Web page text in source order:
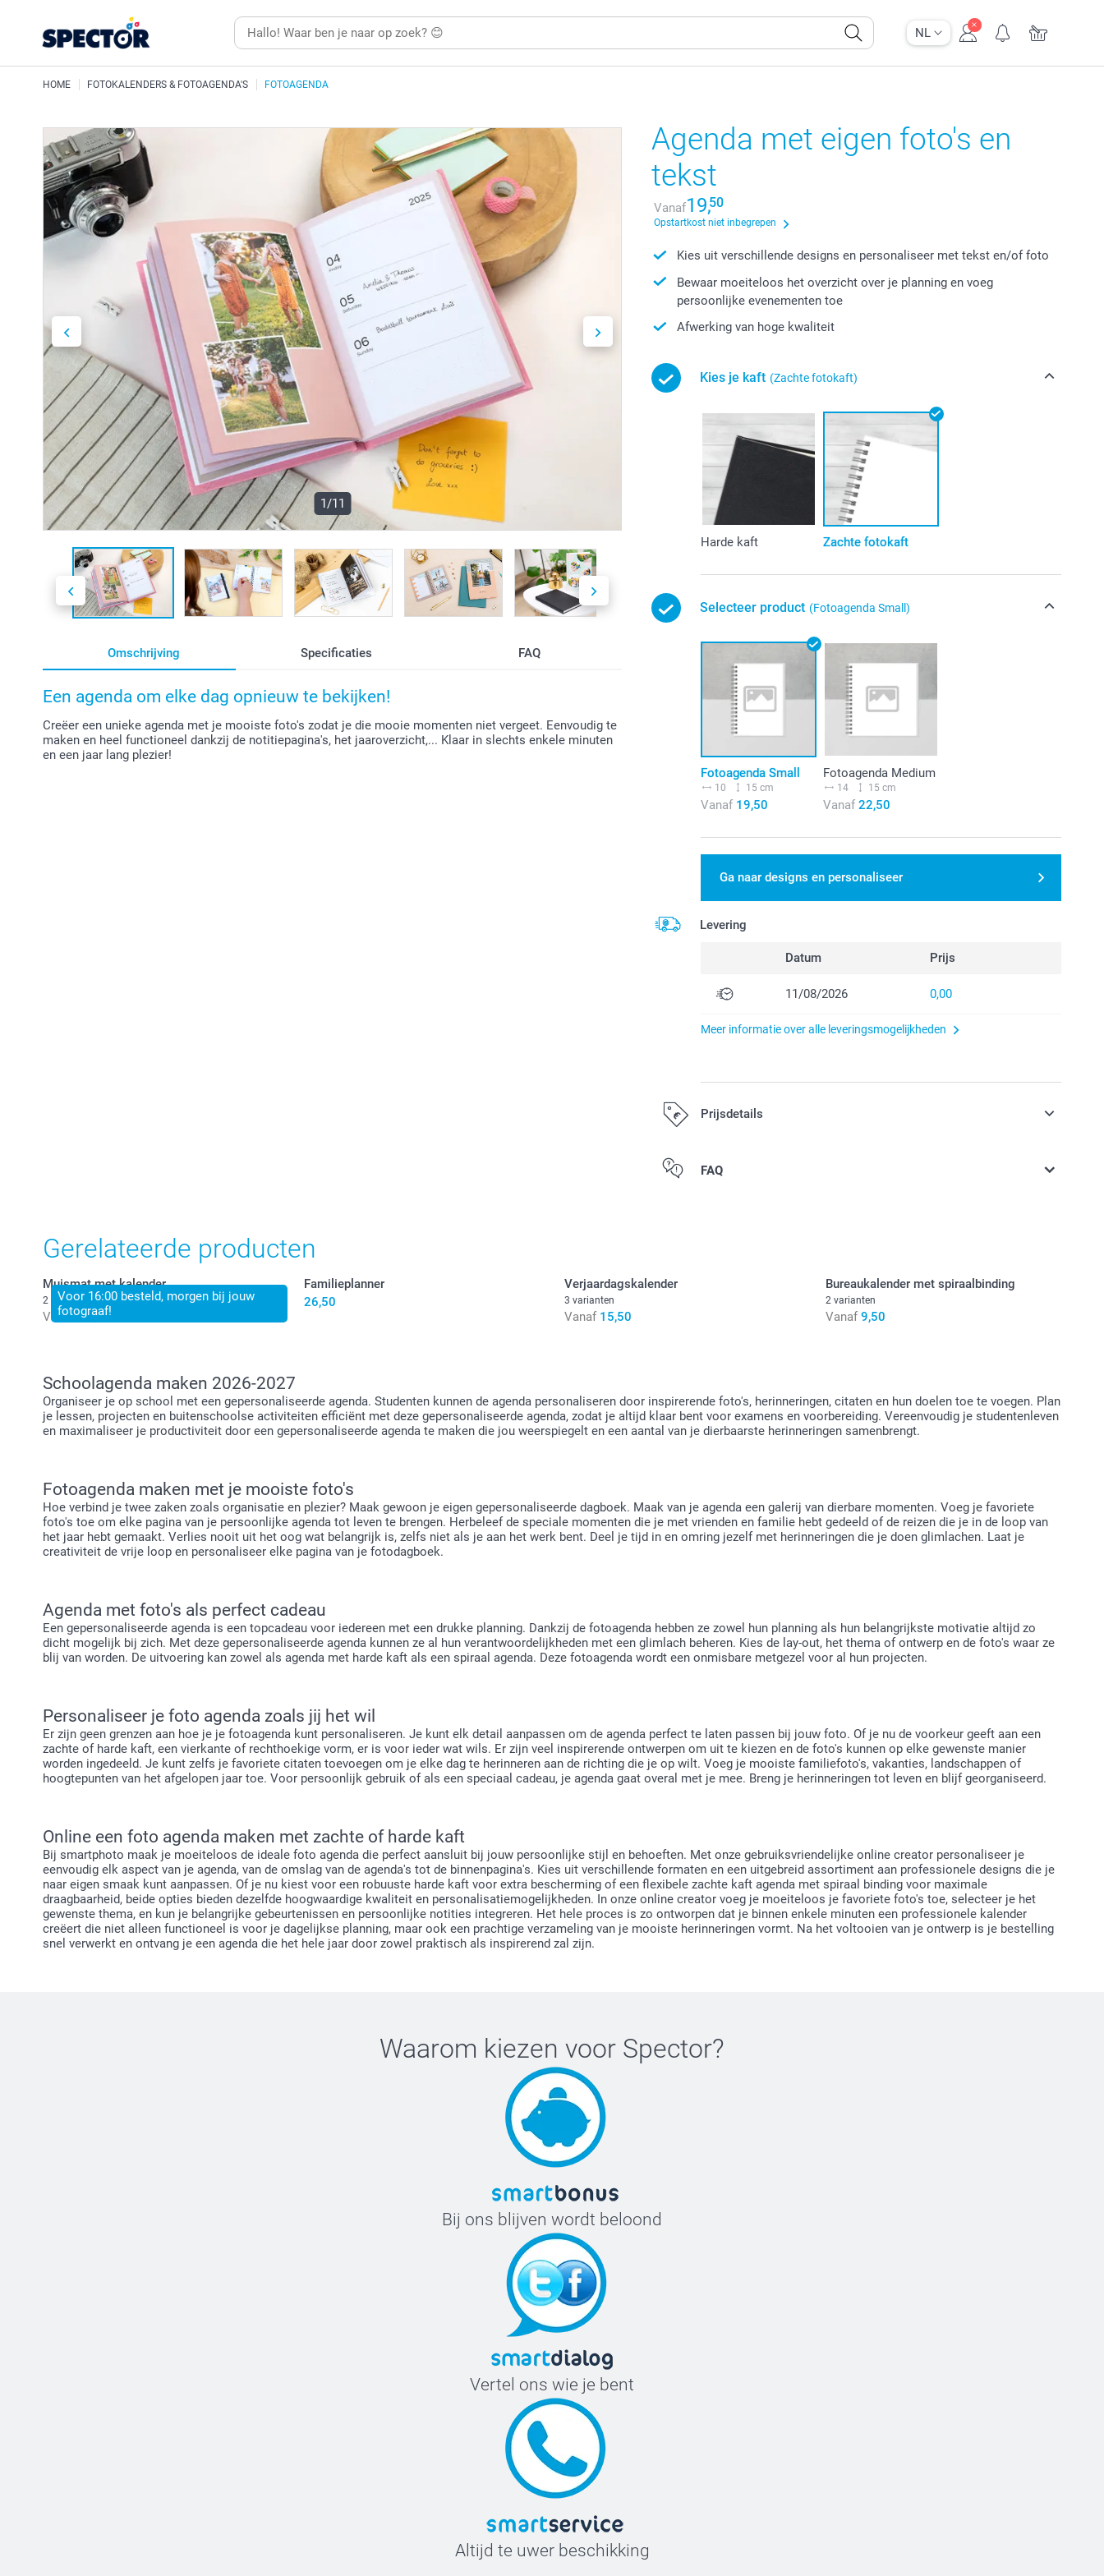
NL
HOME FOTOKALENDERS & FOTOAGENDA'S FOTOAGENDA
1/11
Omschrijving Specificaties FAQ
Een agenda om elke dag opnieuw te bekijken!
Creëer een unieke agenda met je mooiste foto's zodat je die mooie momenten niet vergeet. Eenvoudig te
maken en heel functioneel dankzij de notitiepagina's, het jaaroverzicht,... Klaar in slechts enkele minuten
en een jaar lang plezier!
Agenda met eigen foto's en
tekst
Vanaf19,50
Opstartkost niet inbegrepen
Kies uit verschillende designs en personaliseer met tekst en/of foto
Bewaar moeiteloos het overzicht over je planning en voeg
persoonlijke evenementen toe
Afwerking van hoge kwaliteit
Kies je kaft (Zachte fotokaft)
Harde kaft Zachte fotokaft
Selecteer product (Fotoagenda Small)
Fotoagenda Small
10 15 cm
Vanaf 19,50
Fotoagenda Medium
14 15 cm
Vanaf 22,50
Ga naar designs en personaliseer
Levering
Datum Prijs
11/08/2026 0,00
Meer informatie over alle leveringsmogelijkheden
Prijsdetails
Alle prijzen zijn inclusief BTW
FAQ
Gerelateerde producten
Voor 16:00 besteld, morgen bij jouw
fotograaf!
Muismat met kalender
2 varianten
Vanaf 11,50
Familieplanner
26,50
Verjaardagskalender
3 varianten
Vanaf 15,50
Bureaukalender met spiraalbinding
2 varianten
Vanaf 9,50
Schoolagenda maken 2026-2027
Organiseer je op school met een gepersonaliseerde agenda. Studenten kunnen de agenda personaliseren door inspirerende foto's, herinneringen, citaten en hun doelen toe te voegen. Plan
je lessen, projecten en buitenschoolse activiteiten efficiënt met deze gepersonaliseerde agenda, zodat je altijd klaar bent voor examens en voorbereiding. Vereenvoudig je studentenleven
en maximaliseer je productiviteit door een gepersonaliseerde agenda te maken die jou weerspiegelt en een aantal van je dierbaarste herinneringen samenbrengt.
Fotoagenda maken met je mooiste foto's
Hoe verbind je twee zaken zoals organisatie en plezier? Maak gewoon je eigen gepersonaliseerde dagboek. Maak van je agenda een galerij van dierbare momenten. Voeg je favoriete
foto's toe om elke pagina van je persoonlijke agenda tot leven te brengen. Herbeleef de speciale momenten die je met vrienden en familie hebt gedeeld of de reizen die je in de loop van
het jaar hebt gemaakt. Verlies nooit uit het oog wat belangrijk is, zelfs niet als je aan het werk bent. Deel je tijd in en omring jezelf met herinneringen die je doen glimlachen. Laat je
creativiteit de vrije loop en personaliseer elke pagina van je fotodagboek.
Agenda met foto's als perfect cadeau
Een gepersonaliseerde agenda is een topcadeau voor iedereen met een drukke planning. Dankzij de fotoagenda hebben ze zowel hun planning als hun belangrijkste motivatie altijd zo
dicht mogelijk bij zich. Met deze gepersonaliseerde agenda kunnen ze al hun verantwoordelijkheden met een glimlach beheren. Kies de lay-out, het thema of ontwerp en de foto's waar ze
blij van worden. De uitvoering kan zowel als agenda met harde kaft als een spiraal agenda. Deze fotoagenda wordt een onmisbare metgezel voor al hun projecten.
Personaliseer je foto agenda zoals jij het wil
Er zijn geen grenzen aan hoe je je fotoagenda kunt personaliseren. Je kunt elk detail aanpassen om de agenda perfect te laten passen bij jouw foto. Of je nu de voorkeur geeft aan een
zachte of harde kaft, een vierkante of rechthoekige vorm, er is voor ieder wat wils. Er zijn veel inspirerende ontwerpen om uit te kiezen en de foto's kunnen op elke gewenste manier
worden ingedeeld. Je kunt zelfs je favoriete citaten toevoegen om je elke dag te herinneren aan de richting die je op wilt. Voeg je mooiste familiefoto's, vakanties, landschappen of
hoogtepunten van het afgelopen jaar toe. Voor persoonlijk gebruik of als een speciaal cadeau, je agenda gaat overal met je mee. Breng je herinneringen tot leven en blijf georganiseerd.
Online een foto agenda maken met zachte of harde kaft
Bij smartphoto maak je moeiteloos de ideale foto agenda die perfect aansluit bij jouw persoonlijke stijl en behoeften. Met onze gebruiksvriendelijke online creator personaliseer je
eenvoudig elk aspect van je agenda, van de omslag van de agenda's tot de binnenpagina's. Kies uit verschillende formaten en een uitgebreid assortiment aan professionele designs die je
naar eigen smaak kunt aanpassen. Of je nu kiest voor een robuuste harde kaft voor extra bescherming of een flexibele zachte kaft agenda met spiraal binding voor maximale
draagbaarheid, beide opties bieden dezelfde hoogwaardige kwaliteit en personalisatiemogelijkheden. In onze online creator voeg je moeiteloos je favoriete foto's toe, selecteer je het
gewenste thema, en kun je belangrijke gebeurtenissen en persoonlijke notities integreren. Het hele proces is zo ontworpen dat je binnen enkele minuten een professionele kalender
creëert die niet alleen functioneel is voor je dagelijkse planning, maar ook een prachtige verzameling van je mooiste herinneringen vormt. Na het voltooien van je ontwerp is je bestelling
snel verwerkt en ontvang je een agenda die het hele jaar door zowel praktisch als inspirerend zal zijn.
Waarom kiezen voor Spector?
Bij ons blijven wordt beloond
Vertel ons wie je bent
Altijd te uwer beschikking